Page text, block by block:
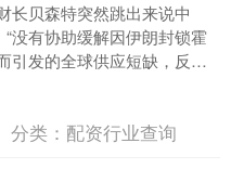
长贝森特突然跳出来说中
“没有协助缓解因伊朗封锁霍
引发的全球供应短缺，反而
石油”。 莫名其妙。 然后
分类： 配资行业查询